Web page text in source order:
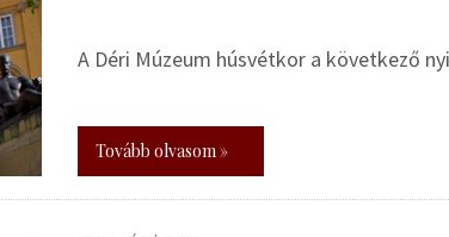
A Déri Múzeum húsvétkor a következő
Tovább olvasom »